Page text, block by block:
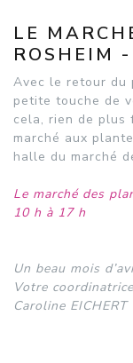
LE
ROSHEIM
Avec le retour du
petite touche de
cela, rien de plus
marché aux
halle du marché
Le marché des
10 h à 17 h
Un beau mois
Votre coordinatrice
Caroline EICHERT